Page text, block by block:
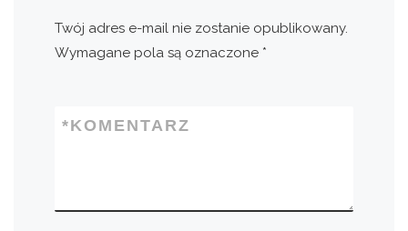
Twój adres e-mail nie zostanie opublikowany.
Wymagane pola są oznaczone *
KOMENTARZ
*